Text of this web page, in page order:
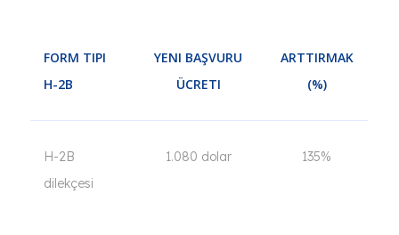
FORM TIPI
H-2B
YENI BAŞVURU
ÜCRETI
ARTTIRMAK
(%)
H-2B
dilekçesi
1.080 dolar 135%